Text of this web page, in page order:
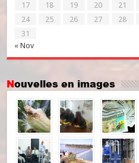
« Nov
17
18 19 20 21
24
25 26 27 28
31
Nouvelles en images